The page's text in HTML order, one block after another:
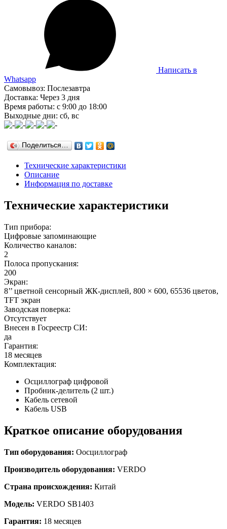
Написать в
Whatsapp
Самовывоз: Послезавтра
Доставка: Через 3 дня
Время работы: с 9:00 до 18:00
Выходные дни: сб, вс
Поделиться…
Технические характеристики
Описание
Информация по доставке
Технические характеристики
Тип прибора:
Цифровые запоминающие
Количество каналов:
2
Полоса пропускания:
200
Экран:
8’’ цветной сенсорный ЖК-дисплей, 800 × 600, 65536 цветов,
TFT экран
Заводская поверка:
Отсутствует
Внесен в Госреестр СИ:
да
Гарантия:
18 месяцев
Комплектация:
Осциллограф цифровой
Пробник-делитель (2 шт.)
Кабель сетевой
Кабель USB
Краткое описание оборудования
Тип оборудования: Оосциллограф
Производитель оборудования: VERDO
Страна происхождения: Китай
Модель: VERDO SB1403
Гарантия: 18 месяцев